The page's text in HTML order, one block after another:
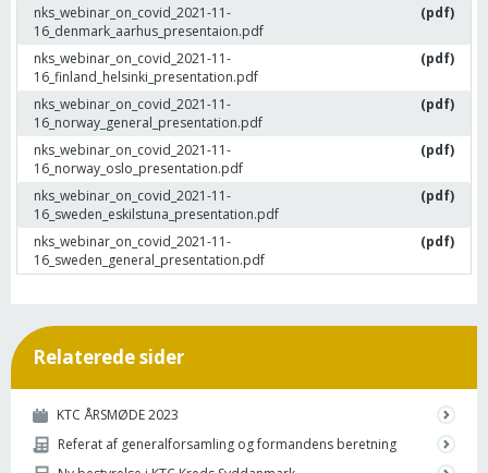
nks_webinar_on_covid_2021-11-
16_denmark_aarhus_presentaion.pdf
(pdf)
nks_webinar_on_covid_2021-11-
16_finland_helsinki_presentation.pdf
(pdf)
nks_webinar_on_covid_2021-11-
16_norway_general_presentation.pdf
(pdf)
nks_webinar_on_covid_2021-11-
16_norway_oslo_presentation.pdf
(pdf)
nks_webinar_on_covid_2021-11-
16_sweden_eskilstuna_presentation.pdf
(pdf)
nks_webinar_on_covid_2021-11-
16_sweden_general_presentation.pdf
(pdf)
Relaterede sider
KTC ÅRSMØDE 2023
Referat af generalforsamling og formandens beretning